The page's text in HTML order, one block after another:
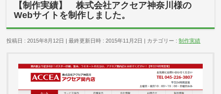
【制作実績】 株式会社アクセア神奈川様の
Webサイトを制作しました。
投稿日 : 2015年8月12日 最終更新日時 : 2015年11月2日 カテゴリー :制作実績